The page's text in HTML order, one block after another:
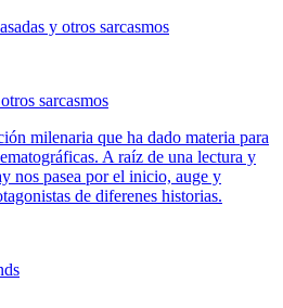
sarcasmos
milenaria que ha dado materia para
A raíz de una lectura y
nos pasea por el inicio, auge y
de diferenes historias.